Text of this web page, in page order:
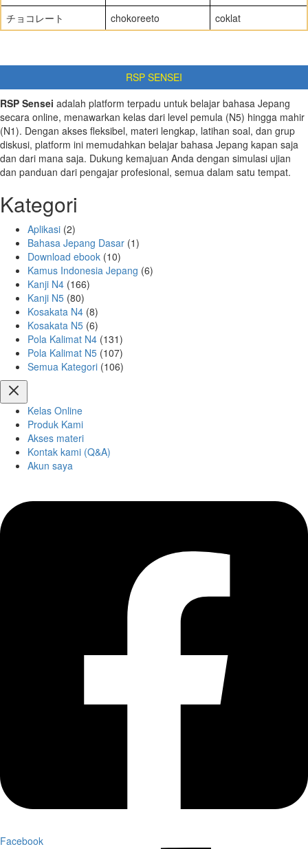
チョコレート
chokoreeto coklat
RSP SENSEI
RSP Sensei adalah platform terpadu untuk belajar bahasa Jepang
secara online, menawarkan kelas dari level pemula (N5) hingga mahir
(N1). Dengan akses fleksibel, materi lengkap, latihan soal, dan grup
diskusi, platform ini memudahkan belajar bahasa Jepang kapan saja
dan dari mana saja. Dukung kemajuan Anda dengan simulasi ujian
dan panduan dari pengajar profesional, semua dalam satu tempat.
Kategori
Aplikasi (2)
Bahasa Jepang Dasar (1)
Download ebook (10)
Kamus Indonesia Jepang (6)
Kanji N4 (166)
Kanji N5 (80)
Kosakata N4 (8)
Kosakata N5 (6)
Pola Kalimat N4 (131)
Pola Kalimat N5 (107)
Semua Kategori (106)
Kelas Online
Produk Kami
Akses materi
Kontak kami (Q&A)
Akun saya
Facebook